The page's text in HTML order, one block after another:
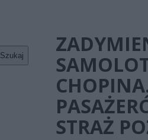
Szukaj
STRAŻ